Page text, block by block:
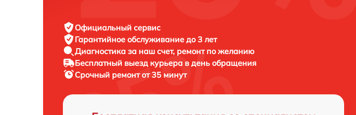
Официальный сервис
Гарантийное обслуживание до 3 лет
Диагностика за наш счет, ремонт по желанию
Бесплатный выезд курьера в день обращения
Срочный ремонтот 35 минут